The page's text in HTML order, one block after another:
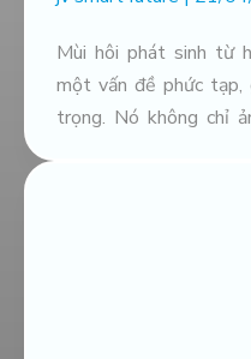
Mùi hôi phát sinh từ
một vấn đề phức tạp,
trọng. Nó không chỉ